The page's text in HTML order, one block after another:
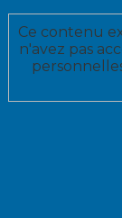
Ce contenu
n'avez pas